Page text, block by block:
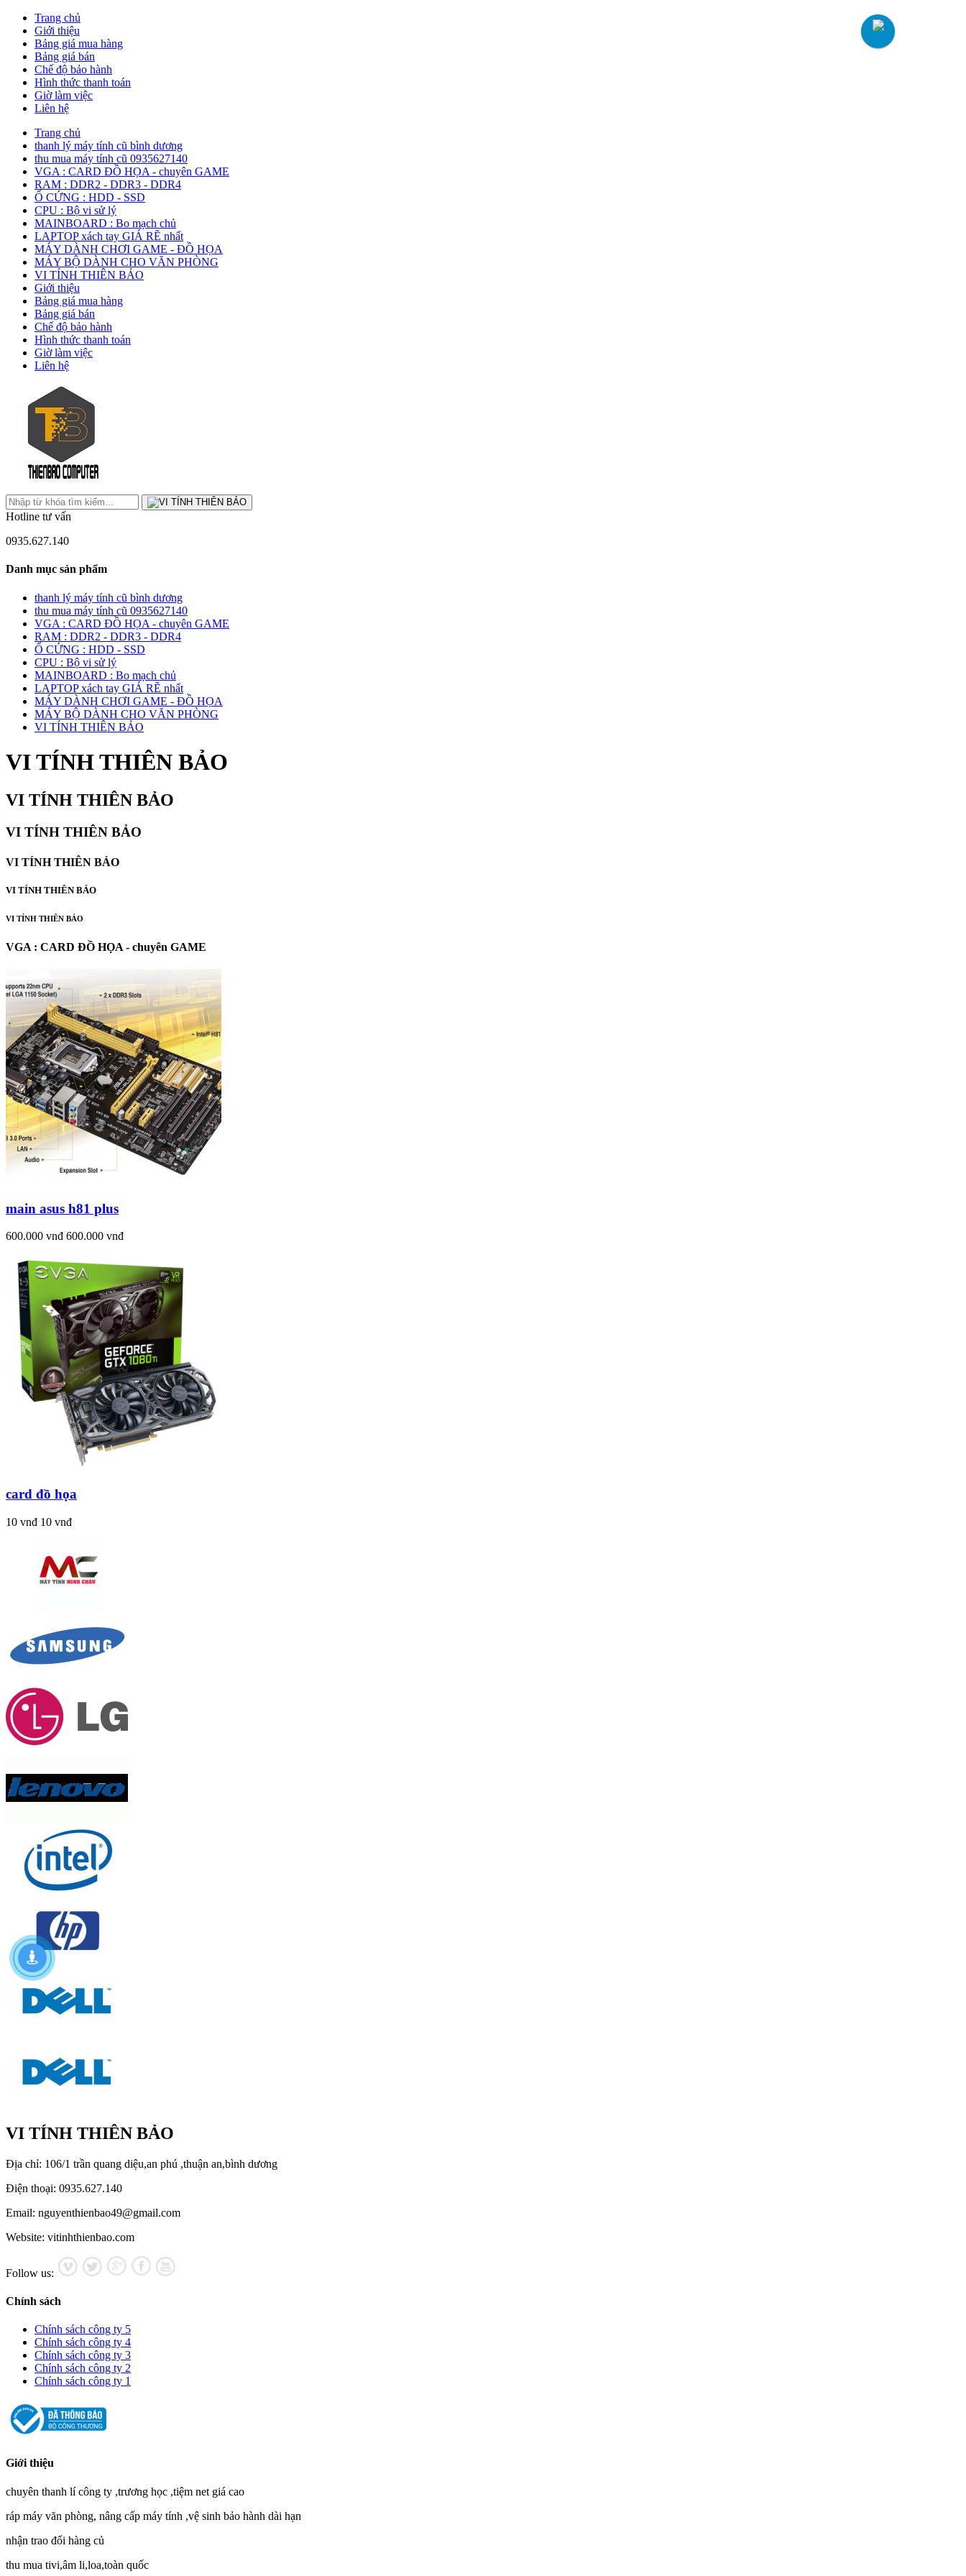
Trang chủ
Giới thiệu
Bảng giá mua hàng
Bảng giá bán
Chế độ bảo hành
Hình thức thanh toán
Giờ làm việc
Liên hệ
Trang chủ
thanh lý máy tính cũ bình dương
thu mua máy tính cũ 0935627140
VGA : CARD ĐỒ HỌA - chuyên GAME
RAM : DDR2 - DDR3 - DDR4
Ổ CỨNG : HDD - SSD
CPU : Bộ vi sử lý
MAINBOARD : Bo mạch chủ
LAPTOP xách tay GIÁ RẼ nhất
MÁY DÀNH CHƠI GAME - ĐỒ HỌA
MÁY BỘ DÀNH CHO VĂN PHÒNG
VI TÍNH THIÊN BẢO
Giới thiệu
Bảng giá mua hàng
Bảng giá bán
Chế độ bảo hành
Hình thức thanh toán
Giờ làm việc
Liên hệ
Hotline tư vấn
0935.627.140
Danh mục sản phẩm
thanh lý máy tính cũ bình dương
thu mua máy tính cũ 0935627140
VGA : CARD ĐỒ HỌA - chuyên GAME
RAM : DDR2 - DDR3 - DDR4
Ổ CỨNG : HDD - SSD
CPU : Bộ vi sử lý
MAINBOARD : Bo mạch chủ
LAPTOP xách tay GIÁ RẼ nhất
MÁY DÀNH CHƠI GAME - ĐỒ HỌA
MÁY BỘ DÀNH CHO VĂN PHÒNG
VI TÍNH THIÊN BẢO
VI TÍNH THIÊN BẢO
VI TÍNH THIÊN BẢO
VI TÍNH THIÊN BẢO
VI TÍNH THIÊN BẢO
VI TÍNH THIÊN BẢO
VI TÍNH THIÊN BẢO
VGA : CARD ĐỒ HỌA - chuyên GAME
main asus h81 plus
600.000 vnđ 600.000 vnđ
card đồ họa
10 vnđ 10 vnđ
VI TÍNH THIÊN BẢO
Địa chỉ: 106/1 trần quang diệu,an phú ,thuận an,bình dương
Điện thoại: 0935.627.140
Email: nguyenthienbao49@gmail.com
Website: vitinhthienbao.com
Follow us:
Chính sách
Chính sách công ty 5
Chính sách công ty 4
Chính sách công ty 3
Chính sách công ty 2
Chính sách công ty 1
Giới thiệu
chuyên thanh lí công ty ,trương học ,tiệm net giá cao
ráp máy văn phòng, nâng cấp máy tính ,vệ sinh bảo hành dài hạn
nhận trao đổi hàng củ
thu mua tivi,âm li,loa,toàn quốc